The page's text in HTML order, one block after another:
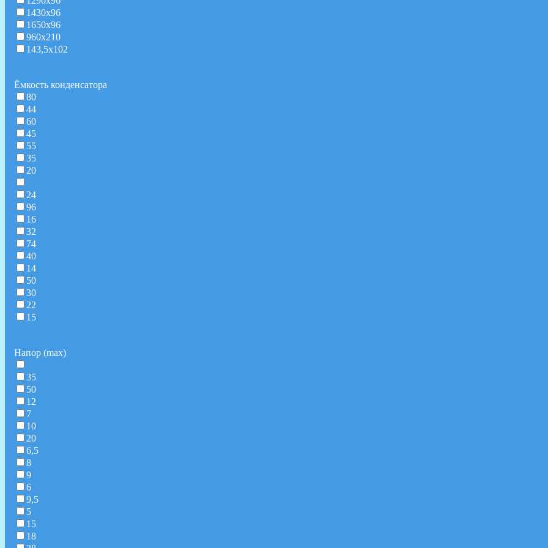
1430х96
1650х96
960х210
143,5х102
Ёмкость конденсатора
80
44
60
45
55
35
20
24
96
16
32
74
40
14
50
30
22
15
Напор (max)
35
50
12
7
10
20
6,5
8
9
6
9,5
5
15
18